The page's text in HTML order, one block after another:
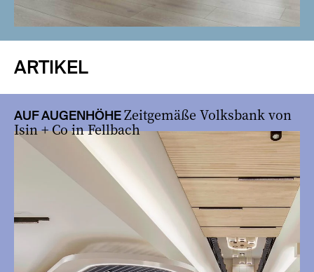
ARTIKEL
AUF AUGENHÖHEZeitgemäße Volksbank von
Isin + Co in Fellbach